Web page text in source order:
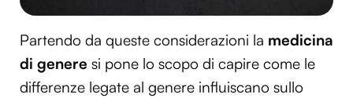
Partendo da queste considerazioni la medicina
di genere si pone lo scopo di capire come le
differenze legate al genere influiscano sullo